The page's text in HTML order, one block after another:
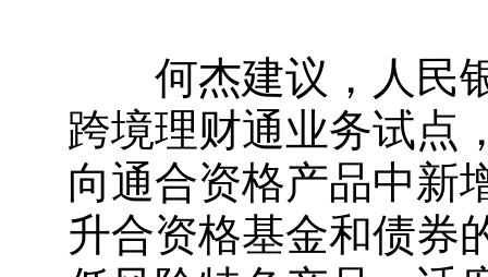
何杰建议，人民银
跨境理财通业务试点
向通合资格产品中新
升合资格基金和债券